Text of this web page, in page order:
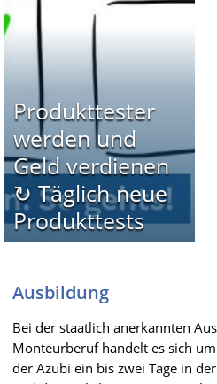
Produkttester
werden und
Geld verdienen
↻ Täglich neue
Produkttests
Ausbildung
Bei der staatlich anerkannten
Monteurberuf handelt es sich
der Azubi ein bis zwei Tage in